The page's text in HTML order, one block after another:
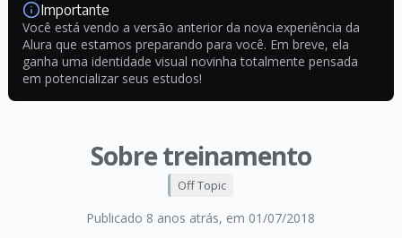
Importante
Você está vendo a versão anterior da nova experiência da
Alura que estamos preparando para você. Em breve, ela
ganha uma identidade visual novinha totalmente pensada
em potencializar seus estudos!
Sobre treinamento
Publicado 8 anos atrás, em 01/07/2018
Off Topic